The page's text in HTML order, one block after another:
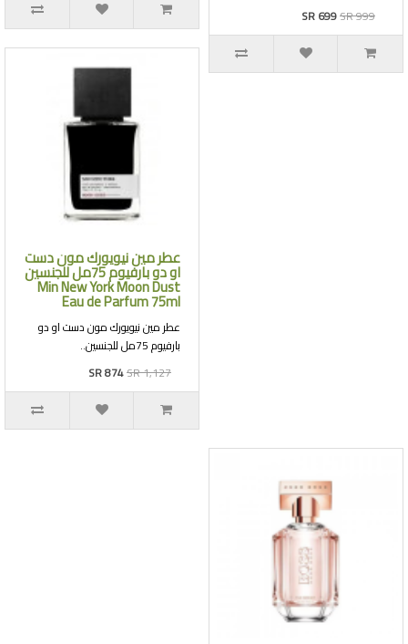
SR 699SR 999
عطر مين نيويورك مون دست
او دو بارفيوم 75مل للجنسين
Min New York Moon Dust
Eau de Parfum 75ml
عطر مين نيويورك مون دست او دو
بارفيوم 75مل للجنسين..
SR 874SR 1,127